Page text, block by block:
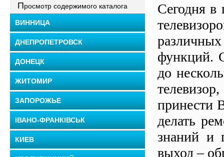
Просмотр содержимого каталога
ВИННИЦА
ДНЕПРОПЕТРОВСК
ДОНЕЦК
ЖИТОМИР
ЗАПОРОЖЬЕ
ІВАНО-ФРАНКІВСЬК
КИЕВ
Сегодня в
функций.
до
принести
делать
знаний и
выход –